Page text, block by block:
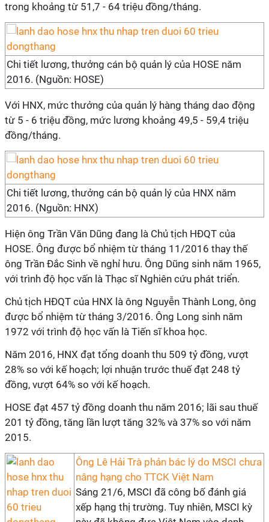
trong khoảng từ 51,7 - 64 triệu đồng/tháng.
Chi tiết lương, thưởng cán bộ quản lý của HOSE năm
2016. (Nguồn: HOSE)
Với HNX, mức thưởng của quản lý hàng tháng dao động
từ 5 - 6 triệu đồng, mức lương khoảng 49,5 - 59,4 triệu
đồng/tháng.
Chi tiết lương, thưởng cán bộ quản lý của HNX năm
2016. (Nguồn: HNX)
Hiện ông Trần Văn Dũng đang là Chủ tịch HĐQT của
HOSE. Ông được bổ nhiệm từ tháng 11/2016 thay thế
ông Trần Đắc Sinh về nghỉ hưu. Ông Dũng sinh năm 1965,
với trình độ học vấn là Thạc sĩ Nghiên cứu phát triển.
Chủ tịch HĐQT của HNX là ông Nguyễn Thành Long, ông
được bổ nhiệm từ tháng 3/2016. Ông Long sinh năm
1972 với trình độ học vấn là Tiến sĩ khoa học.
Năm 2016, HNX đạt tổng doanh thu 509 tỷ đồng, vượt
28% so với kế hoạch; lợi nhuận trước thuế đạt 248 tỷ
đồng, vượt 64% so với kế hoạch.
HOSE đạt 457 tỷ đồng doanh thu năm 2016; lãi sau thuế
201 tỷ đồng, tăng lần lượt tăng 32% và 37% so với năm
2015.
Ông Lê Hải Trà phản bác lý do MSCI chưa
nâng hạng cho TTCK Việt Nam
Sáng 21/6, MSCI đã công bố đánh giá
xếp hạng thị trường. Tuy nhiên, MSCI kỳ